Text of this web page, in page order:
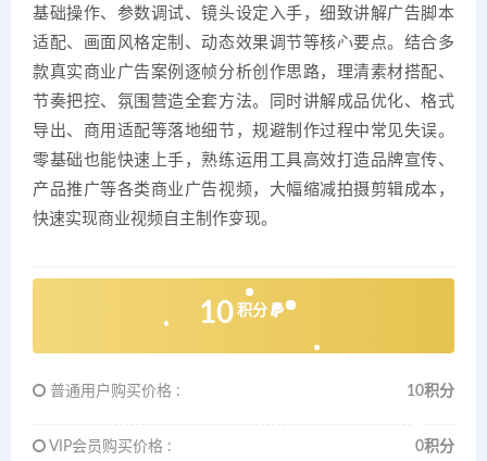
基础操作、参数调试、镜头设定入手，细致讲解广告脚本
适配、画面风格定制、动态效果调节等核心要点。结合多
款真实商业广告案例逐帧分析创作思路，理清素材搭配、
节奏把控、氛围营造全套方法。同时讲解成品优化、格式
导出、商用适配等落地细节，规避制作过程中常见失误。
零基础也能快速上手，熟练运用工具高效打造品牌宣传、
产品推广等各类商业广告视频，大幅缩减拍摄剪辑成本，
快速实现商业视频自主制作变现。
10 积分
普通用户购买价格 : 10积分
VIP会员购买价格 : 0积分